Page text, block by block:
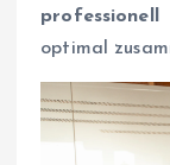
professionell
optimal